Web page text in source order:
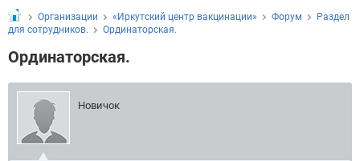
Организации «Иркутский центр вакцинации» Форум
Раздел
для сотрудников.
Ординаторская.
Ординаторская.
Новичок